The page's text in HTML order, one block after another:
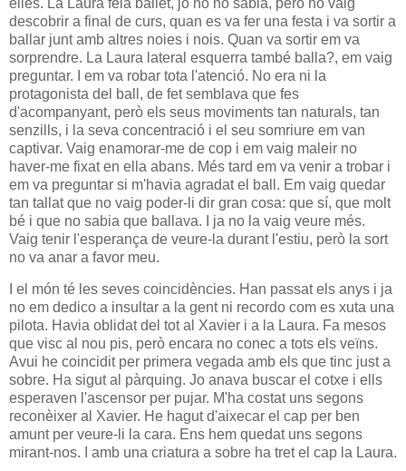
descobrir a final de curs, quan es va fer una festa i va sortir a
ballar junt amb altres noies i nois. Quan va sortir em va
sorprendre. La Laura lateral esquerra també balla?, em vaig
preguntar. I em va robar tota l'atenció. No era ni la
protagonista del ball, de fet semblava que fes
d'acompanyant, però els seus moviments tan naturals, tan
senzills, i la seva concentració i el seu somriure em van
captivar. Vaig enamorar-me de cop i em vaig maleir no
haver-me fixat en ella abans. Més tard em va venir a trobar i
em va preguntar si m'havia agradat el ball. Em vaig quedar
tan tallat que no vaig poder-li dir gran cosa: que sí, que molt
bé i que no sabia que ballava. I ja no la vaig veure més.
Vaig tenir l'esperança de veure-la durant l'estiu, però la sort
no va anar a favor meu.
I el món té les seves coincidències. Han passat els anys i ja
no em dedico a insultar a la gent ni recordo com es xuta una
pilota. Havia oblidat del tot al Xavier i a la Laura. Fa mesos
que visc al nou pis, però encara no conec a tots els veïns.
Avui he coincidit per primera vegada amb els que tinc just a
sobre. Ha sigut al pàrquing. Jo anava buscar el cotxe i ells
esperaven l'ascensor per pujar. M'ha costat uns segons
reconèixer al Xavier. He hagut d'aixecar el cap per ben
amunt per veure-li la cara. Ens hem quedat uns segons
mirant-nos. I amb una criatura a sobre ha tret el cap la Laura.